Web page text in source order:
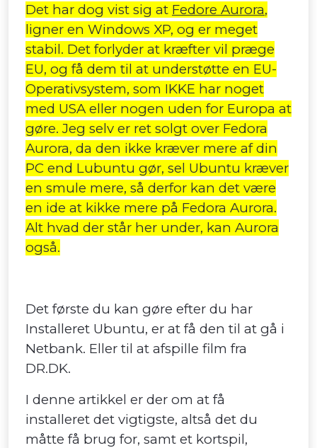
Det har dog vist sig at Fedore Aurora,
ligner en Windows XP, og er meget
stabil. Det forlyder at kræfter vil præge
EU, og få dem til at understøtte en EU-
Operativsystem, som IKKE har noget
med USA eller nogen uden for Europa at
gøre. Jeg selv er ret solgt over Fedora
Aurora, da den ikke kræver mere af din
PC end Lubuntu gør, sel Ubuntu kræver
en smule mere, så derfor kan det være
en ide at kikke mere på Fedora Aurora.
Alt hvad der står her under, kan Aurora
også.
Det første du kan gøre efter du har
Installeret Ubuntu, er at få den til at gå i
Netbank. Eller til at afspille film fra
DR.DK.
I denne artikkel er der om at få
installeret det vigtigste, altså det du
måtte få brug for, samt et kortspil,